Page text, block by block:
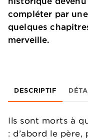
compléter par
quelques
merveille.
DESCRIPTIF
Ils sont morts à
: d’abord le